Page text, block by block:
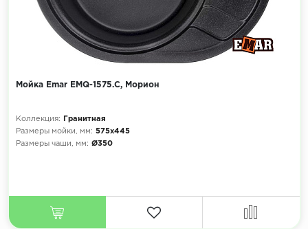
Мойка Emar EMQ-1575.C, Морион
Коллекция:
Гранитная
Размеры мойки, мм: 575х445
Размеры чаши, мм: Ø350